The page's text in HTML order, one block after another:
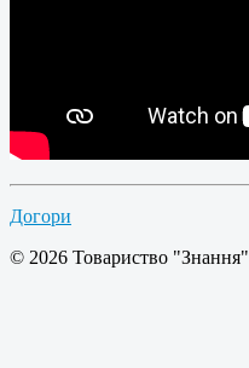
Догори
© 2026 Товариство "Знання"